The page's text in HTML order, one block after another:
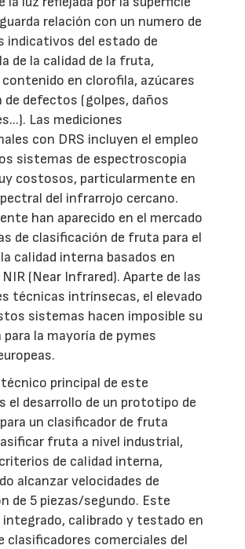
relación con un numero de
indicativos del estado de
de la calidad de la fruta,
en clorofila, azúcares
de defectos (golpes, daños
Las mediciones
con DRS incluyen el empleo
sistemas de espectroscopia
costosos, particularmente en
del infrarrojo cercano.
han aparecido en el mercado
de clasificación de fruta para el
calidad interna basados en
(Near Infrared). Aparte de las
técnicas intrínsecas, el elevado
sistemas hacen imposible su
la mayoría de pymes
principal de este
el desarrollo de un prototipo de
un clasificador de fruta
fruta a nivel industrial,
de calidad interna,
alcanzar velocidades de
de 5 piezas/segundo. Este
integrado, calibrado y testado en
clasificadores comerciales del